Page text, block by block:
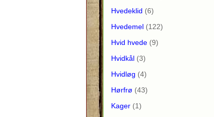
Hvedeklid (6)
Hvedemel (122)
Hvid hvede (9)
Hvidkål (3)
Hvidløg (4)
Hørfrø (43)
Kager (1)